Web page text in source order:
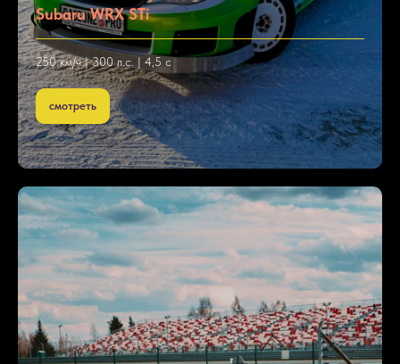
Subaru WRX STi
250 км/ч | 300 л.с. | 4,5 с
смотреть